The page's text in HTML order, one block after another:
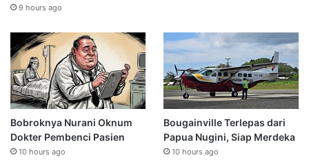
9 hours ago
Bobroknya Nurani Oknum
Dokter Pembenci Pasien
10 hours ago
Bougainville Terlepas dari
Papua Nugini, Siap Merdeka
10 hours ago